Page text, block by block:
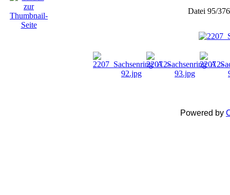
Datei 95/376
Powered by